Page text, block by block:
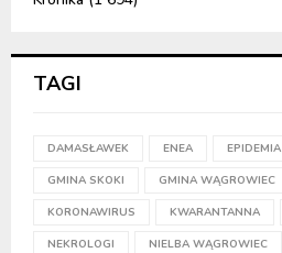
TAGI
DAMASŁAWEK ENEA EPIDEMIA
GMINA SKOKI GMINA WĄGROWIEC
KORONAWIRUS KWARANTANNA
NEKROLOGI NIELBA WĄGROWIEC